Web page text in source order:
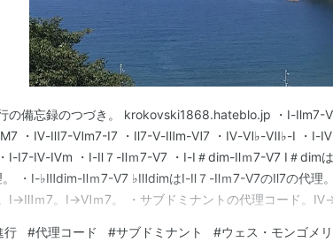
の備忘録のつづき。 krokovski1868.hateblo.jp ・Ⅰ-
・Ⅳ-Ⅲ7-Ⅵm7-Ⅰ7 ・Ⅱ7-Ⅴ-Ⅲm-Ⅵ7 ・Ⅳ-Ⅵ♭-Ⅶ♭-Ⅰ ・Ⅰ-
Ⅰ-Ⅰ7-Ⅳ-Ⅳm ・Ⅰ-Ⅱ７-Ⅱｍ7-Ⅴ7 ・Ⅰ-Ⅰ＃dim-Ⅱｍ7-Ⅴ7 Ⅰ＃dim
・Ⅰ-♭Ⅲdim-Ⅱｍ7-Ⅴ7 ♭ⅢdimはⅠ-Ⅱ７-Ⅱｍ7-Ⅴ7のⅡ7の代理
Ⅰ→Ⅲｍ7。Ⅰ→Ⅵｍ7。 ・サブドミナントの代理コード。
行 #代理コード #サブドミナント #ウェス・モンゴメ